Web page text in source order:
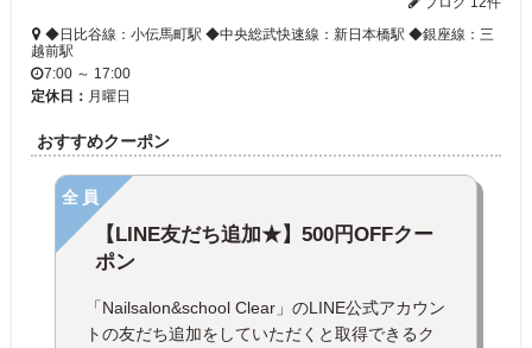
◆日比谷線：小伝馬町駅 ◆中央総武快速線：新日本橋駅 ◆銀座線：三
越前駅
7:00 ～ 17:00
定休日： 月曜日
おすすめクーポン
全員
【LINE友だち追加★】500円OFFクー
ポン
「Nailsalon&school Clear」のLINE公式アカウン
トの友だち追加をしていただくと取得できるク